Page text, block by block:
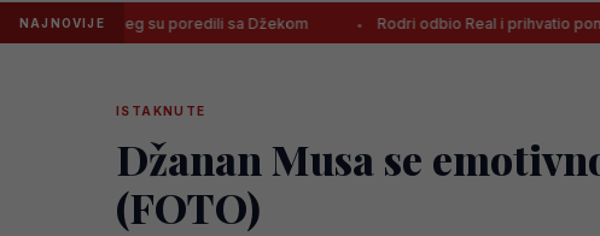
NAJNOVIJE
kojeg su poredili sa Džekom Rodri odbio Real i prihvatio ponudu
ISTAKNUTE
Džanan Musa se
(FOTO)